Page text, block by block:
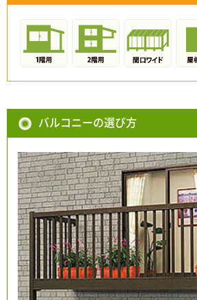
バルコニーの選び方